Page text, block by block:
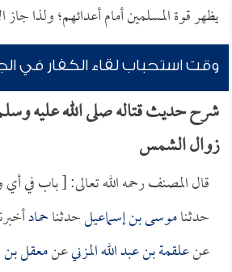
يظهر قوة المسلمين أمام أعدائهم؛ ولذا
وقت استحباب لقاء الكفار في
شرح حديث قتاله صلى الله عليه
زوال الشمس
قال المصنف رحمه الله تعالى: [ باب في
حدثناموسى بن إسماعيلحدثناحماد
عنعلقمة بن عبد الله المزنيعنمعقل